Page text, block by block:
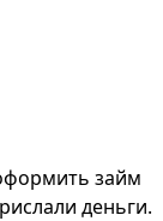
займ
деньги.